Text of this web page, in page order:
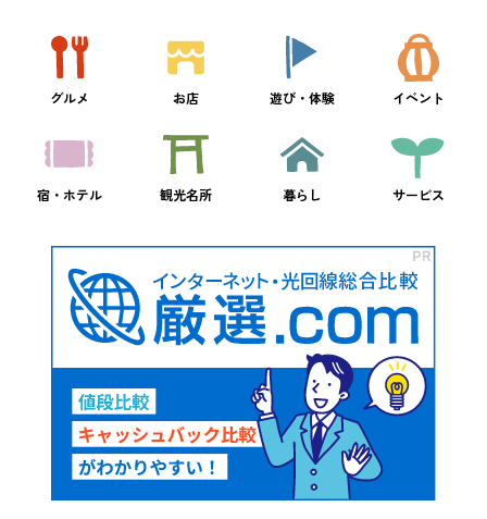
グルメ お店 遊び・体験 イベント
宿・ホテル 観光名所 暮らし サービス